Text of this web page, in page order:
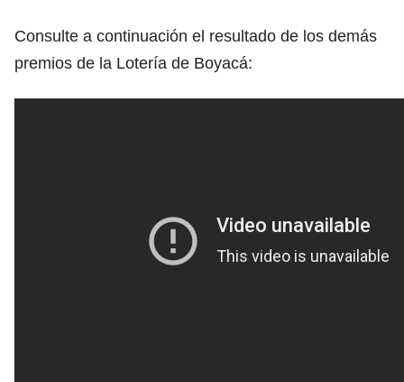
Consulte a continuación el resultado de los demás
premios de la Lotería de Boyacá: